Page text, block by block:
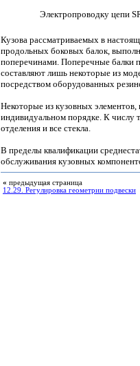
Электропроводку цепи
Кузова рассматриваемых в
продольных боковых балок,
поперечинами. Поперечные балки
составляют лишь некоторые из
посредством оборудованных
Некоторые из кузовных
индивидуальном порядке. К числу
отделения и все стекла.
В пределы квалификации
обслуживания кузовных
« предыдущая страница
12.29. Регулировка геометрии подвески